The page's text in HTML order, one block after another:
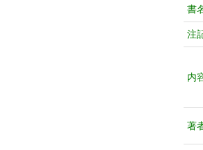
書
注
内
著